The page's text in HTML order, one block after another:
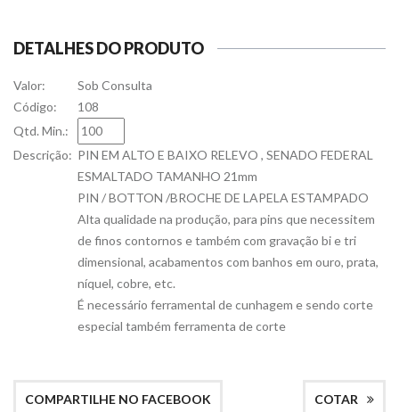
DETALHES DO PRODUTO
Valor:
Sob Consulta
Código:
108
Qtd. Min.:
Descrição: PIN EM ALTO E BAIXO RELEVO , SENADO FEDERAL
ESMALTADO TAMANHO 21mm
PIN / BOTTON /BROCHE DE LAPELA ESTAMPADO
Alta qualidade na produção, para pins que necessitem
de finos contornos e também com gravação bi e tri
dimensional, acabamentos com banhos em ouro, prata,
níquel, cobre, etc.
É necessário ferramental de cunhagem e sendo corte
especial também ferramenta de corte
COTAR
COMPARTILHE NO FACEBOOK